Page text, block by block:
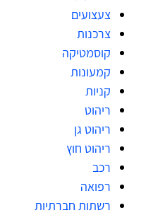
צעצועים
צרכנות
קוסמטיקה
קמעונות
קניות
ריהוט
ריהוט גן
ריהוט חוץ
רכב
רפואה
רשתות חברתיות